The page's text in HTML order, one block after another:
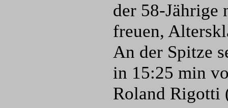
der 58-Jährige
freuen,
An der Spitze
in 15:25 min
Roland Rigotti